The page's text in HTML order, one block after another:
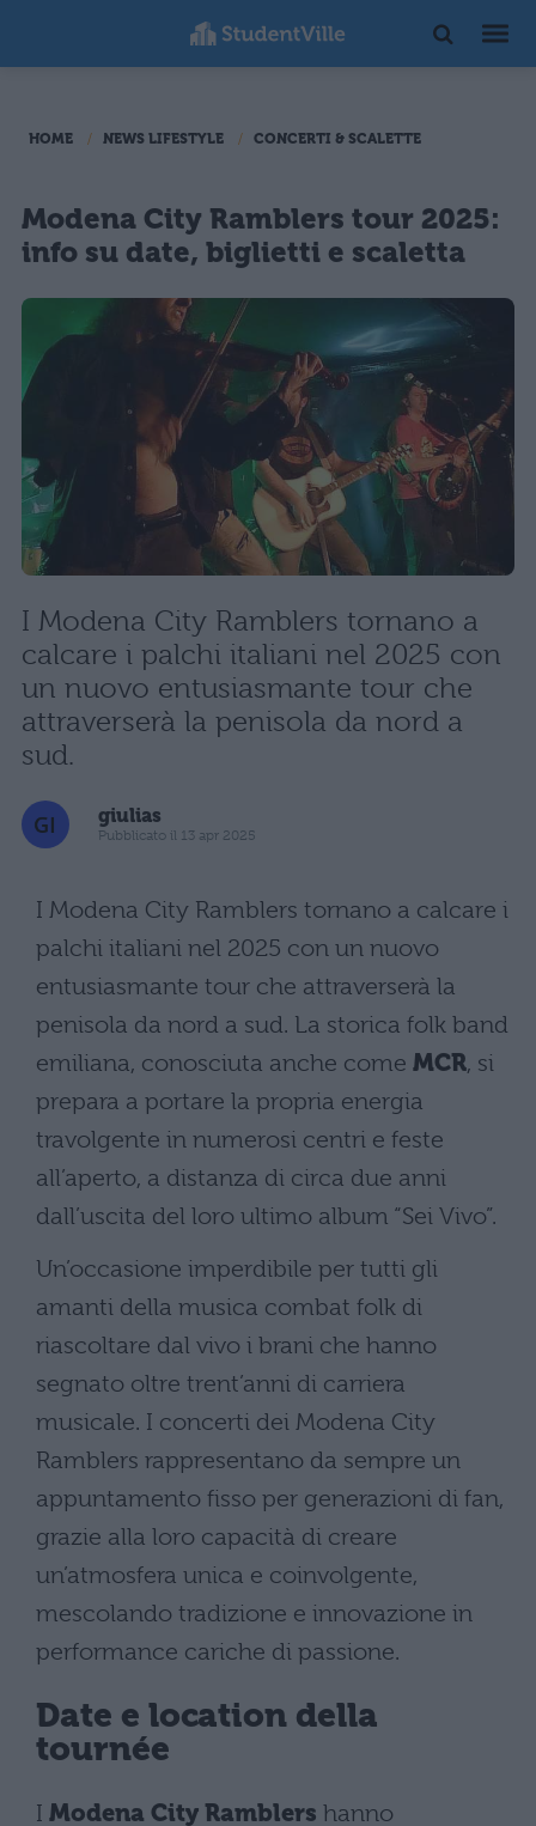
HOME NEWS LIFESTYLE CONCERTI & SCALETTE
Modena City Ramblers tour 2025:
info su date, biglietti e scaletta
I Modena City Ramblers tornano a
calcare i palchi italiani nel 2025 con
un nuovo entusiasmante tour che
attraverserà la penisola da nord a
sud.
giulias
Pubblicato il 13 apr 2025
I Modena City Ramblers tornano a calcare i
palchi italiani nel 2025 con un nuovo
entusiasmante tour che attraverserà la
penisola da nord a sud. La storica folk band
emiliana, conosciuta anche come MCR, si
prepara a portare la propria energia
travolgente in numerosi centri e feste
all’aperto, a distanza di circa due anni
dall’uscita del loro ultimo album “Sei Vivo”.
Un’occasione imperdibile per tutti gli
amanti della musica combat folk di
riascoltare dal vivo i brani che hanno
segnato oltre trent’anni di carriera
musicale. I concerti dei Modena City
Ramblers rappresentano da sempre un
appuntamento fisso per generazioni di fan,
grazie alla loro capacità di creare
un’atmosfera unica e coinvolgente,
mescolando tradizione e innovazione in
performance cariche di passione.
Date e location della
tournée
I Modena City Ramblers hanno